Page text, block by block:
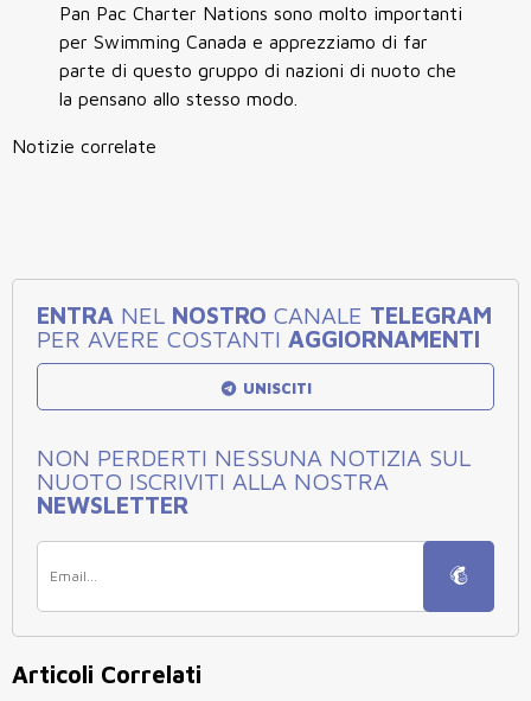
Pan Pac Charter Nations sono molto importanti
per Swimming Canada e apprezziamo di far
parte di questo gruppo di nazioni di nuoto che
la pensano allo stesso modo.
Notizie correlate
ENTRA NEL NOSTRO CANALE TELEGRAM
PER AVERE COSTANTI AGGIORNAMENTI
UNISCITI
NON PERDERTI NESSUNA NOTIZIA SUL
NUOTO ISCRIVITI ALLA NOSTRA
NEWSLETTER
Articoli Correlati